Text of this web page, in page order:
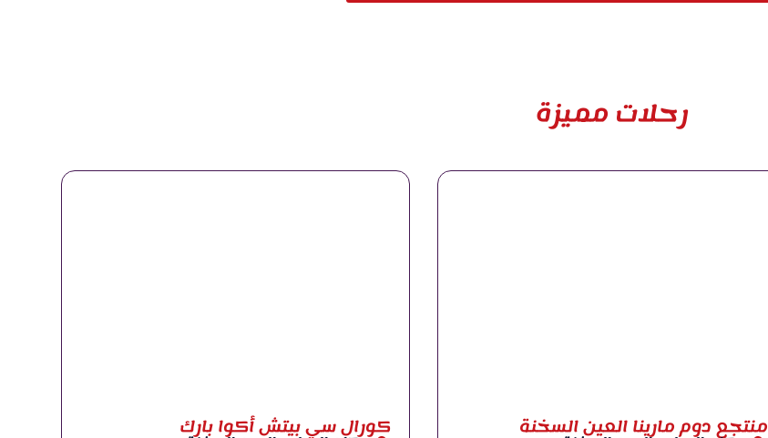
رحلات مميزة
منتجع دوم مارينا العين السخنة كورال سي بيتش أكوا بارك